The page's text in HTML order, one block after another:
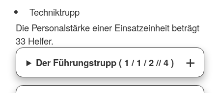
Techniktrupp
Die Personalstärke einer Einsatzeinheit beträgt
33 Helfer.
Der Führungstrupp ( 1 / 1 / 2 // 4 )